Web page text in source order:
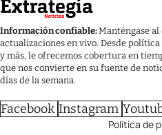
Información confiable:Manténgase
actualizaciones en vivo. Desde
y más, le ofrecemos cobertura en
que nos convierte en su fuente de
días de la semana.
Facebook Instagram
Política de